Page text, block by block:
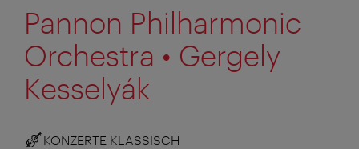
Pannon Philharmonic
Orchestra • Gergely
Kesselyák
KONZERTE KLASSISCH